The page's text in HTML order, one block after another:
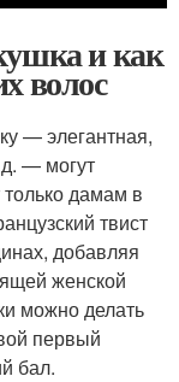
и как
волос
— элегантная,
— могут
дамам в
твист
добавляя
женской
можно делать
первый
бал.